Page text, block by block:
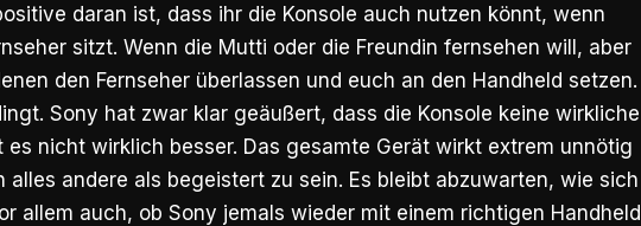
daran ist, dass ihr die Konsole auch nutzen könnt, wenn
sitzt. Wenn die Mutti oder die Freundin fernsehen will, aber
den Fernseher überlassen und euch an den Handheld setzen.
Sony hat zwar klar geäußert, dass die Konsole keine wirkliche
es nicht wirklich besser. Das gesamte Gerät wirkt extrem unnötig
alles andere als begeistert zu sein. Es bleibt abzuwarten, wie sich
allem auch, ob Sony jemals wieder mit einem richtigen Handheld